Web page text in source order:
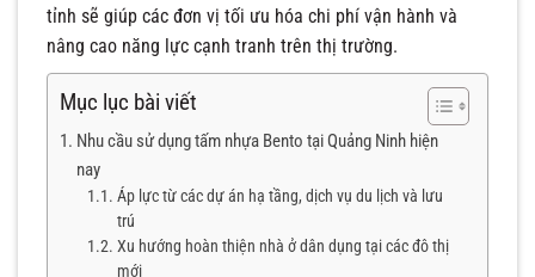
tỉnh sẽ giúp các đơn vị tối ưu hóa chi phí vận hành và
nâng cao năng lực cạnh tranh trên thị trường.
Mục lục bài viết
Nhu cầu sử dụng tấm nhựa Bento tại Quảng Ninh hiện
nay
Áp lực từ các dự án hạ tầng, dịch vụ du lịch và lưu
trú
Xu hướng hoàn thiện nhà ở dân dụng tại các đô thị
mới